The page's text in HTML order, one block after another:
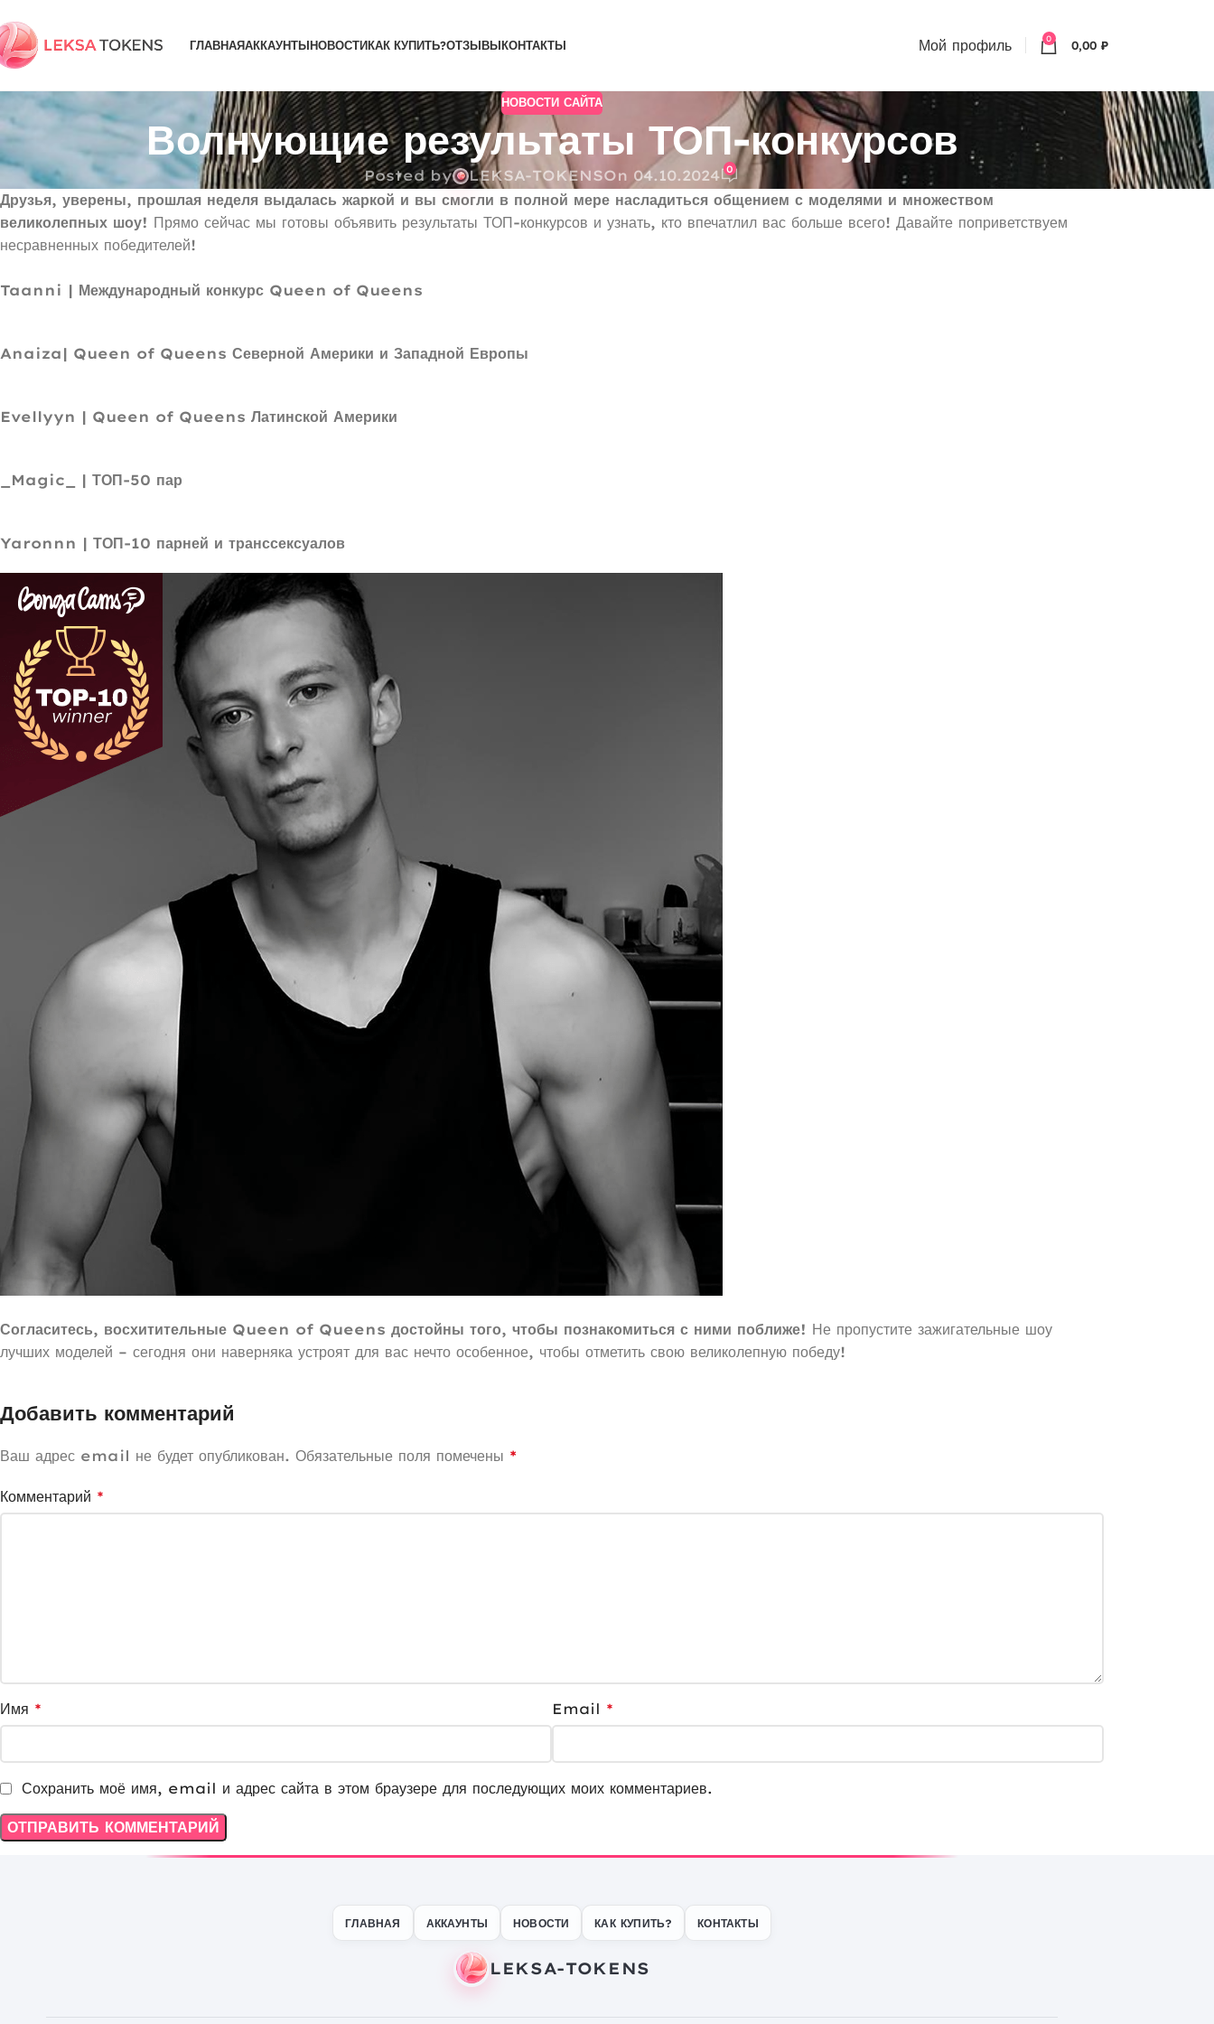
ГЛАВНАЯАККАУНТЫНОВОСТИКАК КУПИТЬ?ОТЗЫВЫКОНТАКТЫ Мой профиль 0 0,00 ₽
НОВОСТИ САЙТА
Волнующие результаты ТОП-конкурсов
Posted by LEKSA-TOKENSOn 04.10.2024 0
Друзья, уверены, прошлая неделя выдалась жаркой и вы смогли в полной мере насладиться общением с моделями и множеством
великолепных шоу! Прямо сейчас мы готовы объявить результаты ТОП-конкурсов и узнать, кто впечатлил вас больше всего! Давайте поприветствуем
несравненных победителей!
Taanni | Международный конкурс Queen of Queens
Anaiza| Queen of Queens Северной Америки и Западной Европы
Evellyyn | Queen of Queens Латинской Америки
_Magic_ | ТОП-50 пар
Yaronnn | ТОП-10 парней и транссексуалов
Согласитесь, восхитительные Queen of Queens достойны того, чтобы познакомиться с ними поближе! Не пропустите зажигательные шоу
лучших моделей – сегодня они наверняка устроят для вас нечто особенное, чтобы отметить свою великолепную победу!
Добавить комментарий
Ваш адрес email не будет опубликован. Обязательные поля помечены *
Комментарий *
Имя * Email *
Сохранить моё имя, email и адрес сайта в этом браузере для последующих моих комментариев.
ГЛАВНАЯ АККАУНТЫ НОВОСТИ КАК КУПИТЬ? КОНТАКТЫ